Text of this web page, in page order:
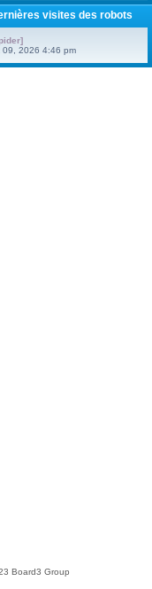
visites des robots
09, 2026 4:46 pm
Board3 Group